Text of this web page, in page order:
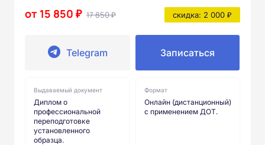
от 15 850 ₽ 17 850 ₽ скидка: 2 000 ₽
Telegram Записаться
Выдаваемый документ
Диплом о
профессиональной
переподготовке
установленного
образца.
Формат
Онлайн (дистанционный)
с применением ДОТ.